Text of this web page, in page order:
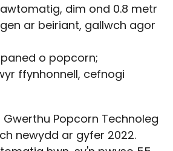
dim ond 0.8 metr
ar beiriant, gallwch agor
o popcorn;
ffynhonnell, cefnogi
Popcorn Technoleg
newydd ar gyfer 2022.